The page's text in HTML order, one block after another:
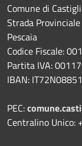
Comune di
Strada
Pescaia
Codice Fiscale:
Partita IVA:
IBAN:
PEC:
Centralino Unico: